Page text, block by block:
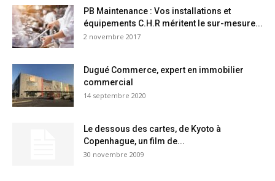
PB Maintenance : Vos installations et
équipements C.H.R méritent le sur-mesure...
2 novembre 2017
Dugué Commerce, expert en immobilier
commercial
14 septembre 2020
Le dessous des cartes, de Kyoto à
Copenhague, un film de...
30 novembre 2009